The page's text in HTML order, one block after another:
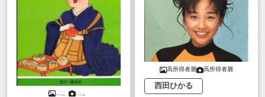
高所得者層 高所得者層
西田ひかる